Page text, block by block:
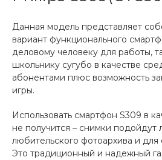
Данная модель представляет
вариант функционального
деловому человеку для работы,
школьнику сугубо в качестве
абонентами плюс возможность
игры.
Использовать смартфон S309 в
не получится – снимки подойдут
любительского фотоархива и для
Это традиционный и надежный